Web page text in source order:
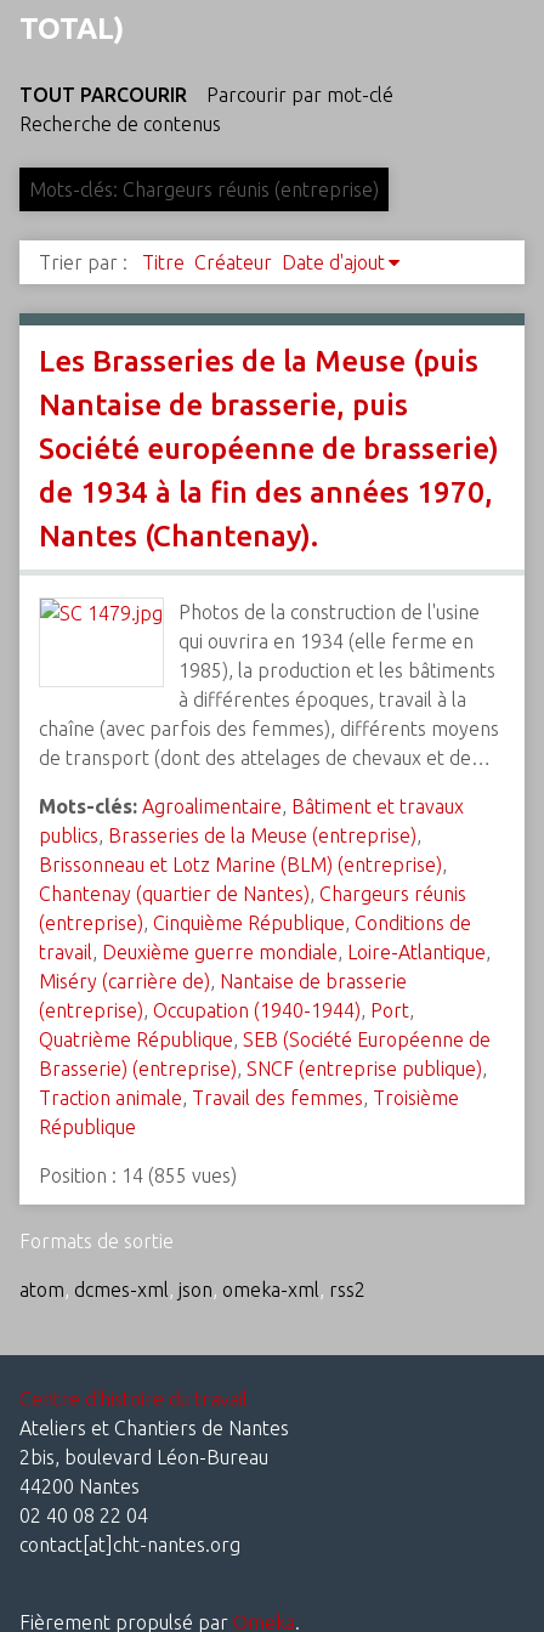
TOTAL)
TOUT PARCOURIR
Parcourir par mot-clé
Recherche de contenus
Mots-clés: Chargeurs réunis (entreprise)
Trier par : Titre Créateur Date d'ajout
Les Brasseries de la Meuse (puis
Nantaise de brasserie, puis
Société européenne de brasserie)
de 1934 à la fin des années 1970,
Nantes (Chantenay).
Photos de la construction de l'usine
qui ouvrira en 1934 (elle ferme en
1985), la production et les bâtiments
à différentes époques, travail à la
chaîne (avec parfois des femmes), différents moyens
de transport (dont des attelages de chevaux et de…
Mots-clés: Agroalimentaire, Bâtiment et travaux
publics, Brasseries de la Meuse (entreprise),
Brissonneau et Lotz Marine (BLM) (entreprise),
Chantenay (quartier de Nantes), Chargeurs réunis
(entreprise), Cinquième République, Conditions de
travail, Deuxième guerre mondiale, Loire-Atlantique,
Miséry (carrière de), Nantaise de brasserie
(entreprise), Occupation (1940-1944), Port,
Quatrième République, SEB (Société Européenne de
Brasserie) (entreprise), SNCF (entreprise publique),
Traction animale, Travail des femmes, Troisième
République
Position : 14 (855 vues)
Formats de sortie
atom, dcmes-xml, json, omeka-xml, rss2
Centre d'histoire du travail
Ateliers et Chantiers de Nantes
2bis, boulevard Léon-Bureau
44200 Nantes
02 40 08 22 04
contact[at]cht-nantes.org
Fièrement propulsé par Omeka.